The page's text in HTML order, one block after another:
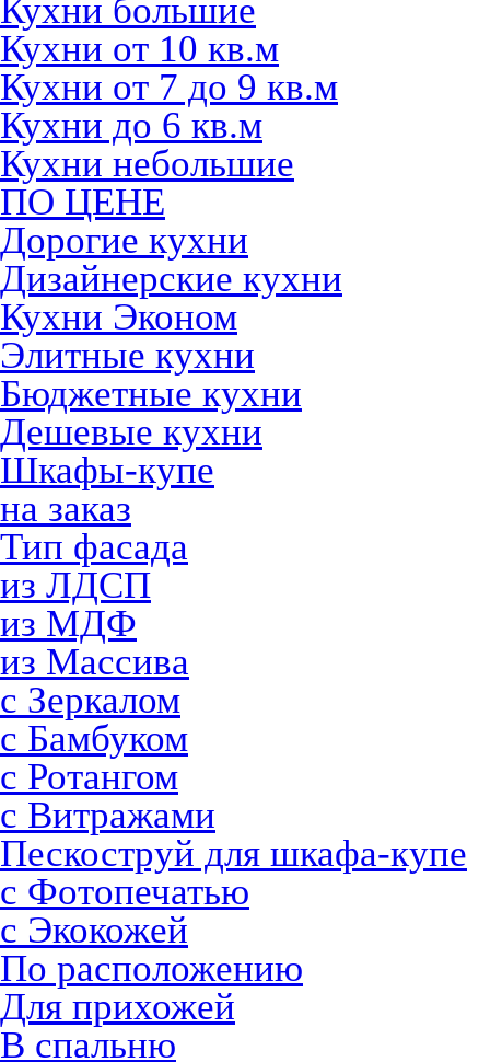
Кухни большие
Кухни от 10 кв.м
Кухни от 7 до 9 кв.м
Кухни до 6 кв.м
Кухни небольшие
ПО ЦЕНЕ
Дорогие кухни
Дизайнерские кухни
Кухни Эконом
Элитные кухни
Бюджетные кухни
Дешевые кухни
Шкафы-купе
на заказ
Тип фасада
из ЛДСП
из МДФ
из Массива
с Зеркалом
с Бамбуком
с Ротангом
с Витражами
Пескоструй для шкафа-купе
с Фотопечатью
с Экокожей
По расположению
Для прихожей
В спальню